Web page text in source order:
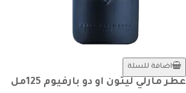
اضافة للسلة
عطر مارلي ليتون او دو بارفيوم 125مل